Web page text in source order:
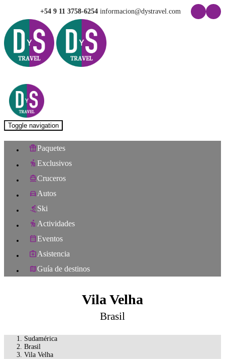
+54 9 11 3758-6254 informacion@dystravel.com
Toggle navigation
Paquetes
Exclusivos
Cruceros
Autos
Ski
Actividades
Eventos
Asistencia
Guía de destinos
Vila Velha
Brasil
Sudamérica
Brasil
Vila Velha